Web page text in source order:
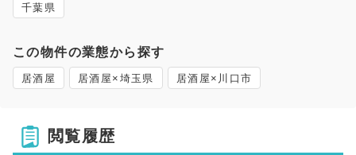
千葉県
この物件の業態から探す
居酒屋 居酒屋×埼玉県 居酒屋×川口市
閲覧履歴